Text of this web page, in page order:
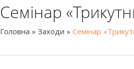
Семінар
Головна » Заходи » Семінар